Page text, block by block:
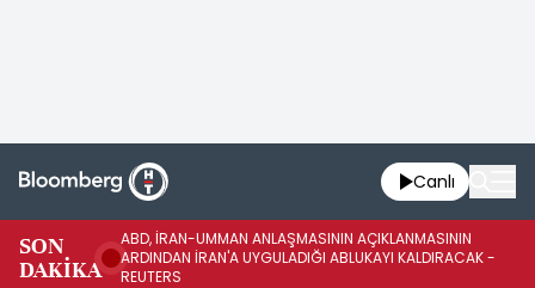
Canlı
SON
DAKİKA
ABD, İRAN-UMMAN ANLAŞMASININ AÇIKLANMASININ
ARDINDAN İRAN'A UYGULADIĞI ABLUKAYI KALDIRACAK -
REUTERS